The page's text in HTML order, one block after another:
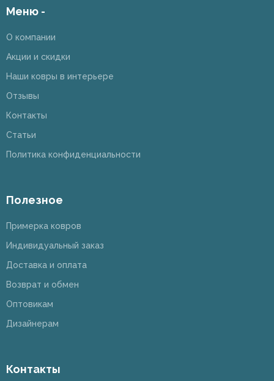
Меню -
О компании
Акции и скидки
Наши ковры в интерьере
Отзывы
Контакты
Статьи
Политика конфиденциальности
Полезное
Примерка ковров
Индивидуальный заказ
Доставка и оплата
Возврат и обмен
Оптовикам
Дизайнерам
Контакты